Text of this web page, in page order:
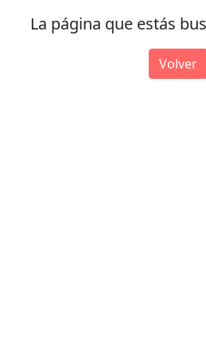
La página que estás
Volver